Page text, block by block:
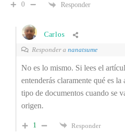
0 Responder
Carlos
Responder a nanatsume
No es lo mismo. Si lees el
entenderás claramente qué es
tipo de documentos cuando se
origen.
1 Responder